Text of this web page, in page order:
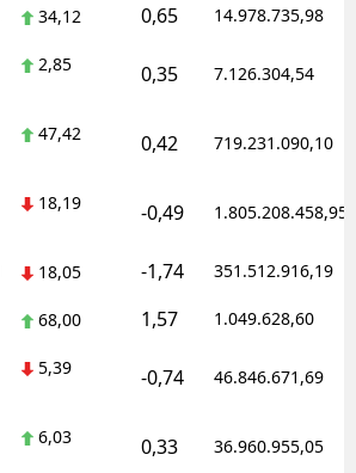
34,12 0,65 14.978.735,98
2,85 0,35 7.126.304,54
47,42 0,42 719.231.090,10
18,19 -0,49 1.805.208.458,95
18,05 -1,74 351.512.916,19
68,00 1,57 1.049.628,60
5,39 -0,74 46.846.671,69
6,03 0,33 36.960.955,05